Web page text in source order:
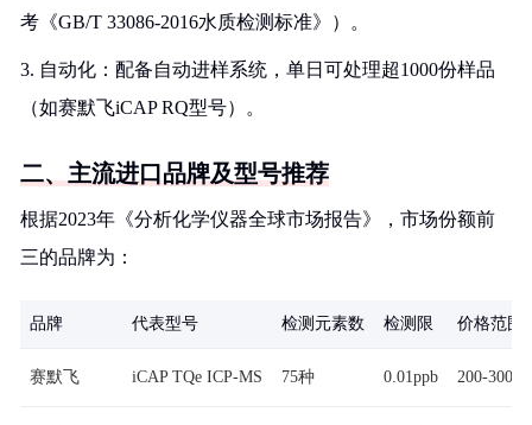
考《GB/T 33086-2016水质检测标准》）。
3. 自动化：配备自动进样系统，单日可处理超1000份样品
（如赛默飞iCAP RQ型号）。
二、主流进口品牌及型号推荐
根据2023年《分析化学仪器全球市场报告》，市场份额前
三的品牌为：
品牌 代表型号 检测元素数 检测限 价格范围
赛默飞 iCAP TQe ICP-MS 75种 0.01ppb 200-300